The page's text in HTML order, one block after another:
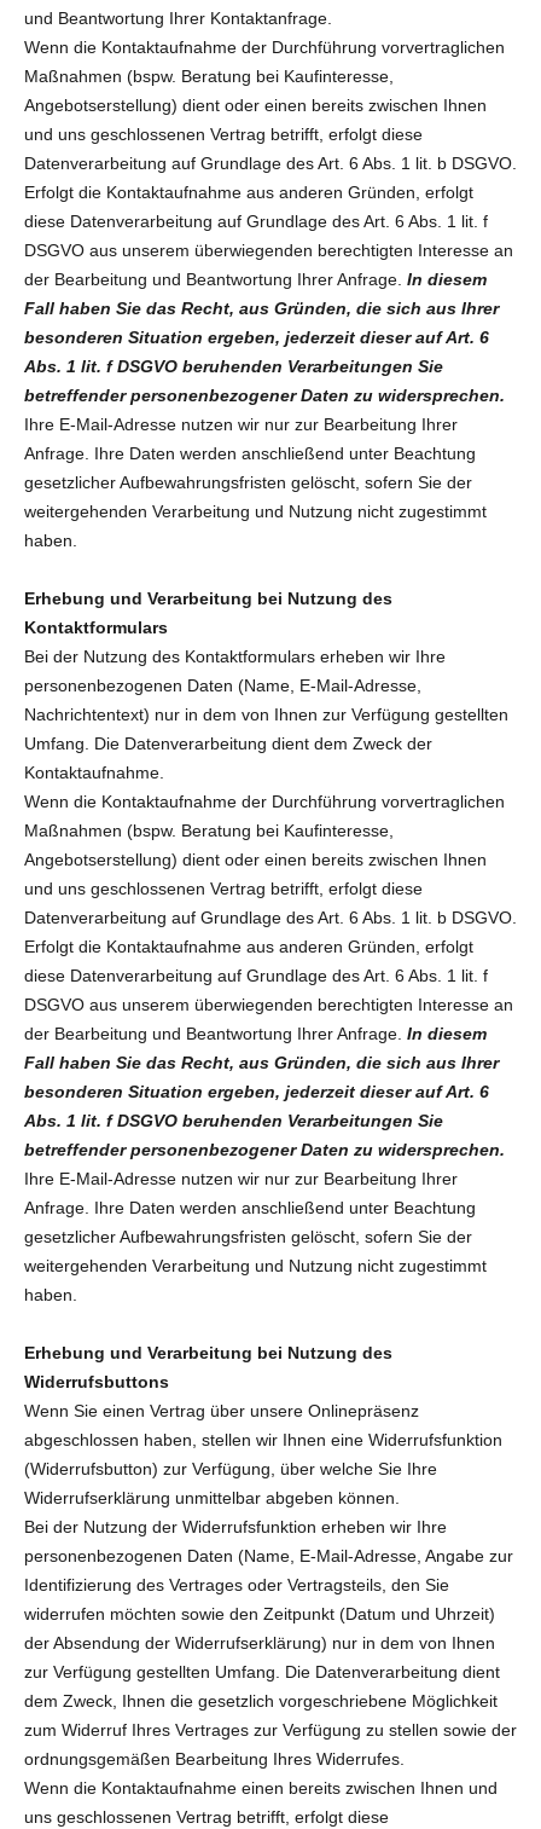
und Beantwortung Ihrer Kontaktanfrage.
Wenn die Kontaktaufnahme der Durchführung vorvertraglichen
Maßnahmen (bspw. Beratung bei Kaufinteresse,
Angebotserstellung) dient oder einen bereits zwischen Ihnen
und uns geschlossenen Vertrag betrifft, erfolgt diese
Datenverarbeitung auf Grundlage des Art. 6 Abs. 1 lit. b DSGVO.
Erfolgt die Kontaktaufnahme aus anderen Gründen, erfolgt
diese Datenverarbeitung auf Grundlage des Art. 6 Abs. 1 lit. f
DSGVO aus unserem überwiegenden berechtigten Interesse an
der Bearbeitung und Beantwortung Ihrer Anfrage. In diesem
Fall haben Sie das Recht, aus Gründen, die sich aus Ihrer
besonderen Situation ergeben, jederzeit dieser auf Art. 6
Abs. 1 lit. f DSGVO beruhenden Verarbeitungen Sie
betreffender personenbezogener Daten zu widersprechen.
Ihre E-Mail-Adresse nutzen wir nur zur Bearbeitung Ihrer
Anfrage. Ihre Daten werden anschließend unter Beachtung
gesetzlicher Aufbewahrungsfristen gelöscht, sofern Sie der
weitergehenden Verarbeitung und Nutzung nicht zugestimmt
haben.
Erhebung und Verarbeitung bei Nutzung des
Kontaktformulars
Bei der Nutzung des Kontaktformulars erheben wir Ihre
personenbezogenen Daten (Name, E-Mail-Adresse,
Nachrichtentext) nur in dem von Ihnen zur Verfügung gestellten
Umfang. Die Datenverarbeitung dient dem Zweck der
Kontaktaufnahme.
Wenn die Kontaktaufnahme der Durchführung vorvertraglichen
Maßnahmen (bspw. Beratung bei Kaufinteresse,
Angebotserstellung) dient oder einen bereits zwischen Ihnen
und uns geschlossenen Vertrag betrifft, erfolgt diese
Datenverarbeitung auf Grundlage des Art. 6 Abs. 1 lit. b DSGVO.
Erfolgt die Kontaktaufnahme aus anderen Gründen, erfolgt
diese Datenverarbeitung auf Grundlage des Art. 6 Abs. 1 lit. f
DSGVO aus unserem überwiegenden berechtigten Interesse an
der Bearbeitung und Beantwortung Ihrer Anfrage. In diesem
Fall haben Sie das Recht, aus Gründen, die sich aus Ihrer
besonderen Situation ergeben, jederzeit dieser auf Art. 6
Abs. 1 lit. f DSGVO beruhenden Verarbeitungen Sie
betreffender personenbezogener Daten zu widersprechen.
Ihre E-Mail-Adresse nutzen wir nur zur Bearbeitung Ihrer
Anfrage. Ihre Daten werden anschließend unter Beachtung
gesetzlicher Aufbewahrungsfristen gelöscht, sofern Sie der
weitergehenden Verarbeitung und Nutzung nicht zugestimmt
haben.
Erhebung und Verarbeitung bei Nutzung des
Widerrufsbuttons
Wenn Sie einen Vertrag über unsere Onlinepräsenz
abgeschlossen haben, stellen wir Ihnen eine Widerrufsfunktion
(Widerrufsbutton) zur Verfügung, über welche Sie Ihre
Widerrufserklärung unmittelbar abgeben können.
Bei der Nutzung der Widerrufsfunktion erheben wir Ihre
personenbezogenen Daten (Name, E-Mail-Adresse, Angabe zur
Identifizierung des Vertrages oder Vertragsteils, den Sie
widerrufen möchten sowie den Zeitpunkt (Datum und Uhrzeit)
der Absendung der Widerrufserklärung) nur in dem von Ihnen
zur Verfügung gestellten Umfang. Die Datenverarbeitung dient
dem Zweck, Ihnen die gesetzlich vorgeschriebene Möglichkeit
zum Widerruf Ihres Vertrages zur Verfügung zu stellen sowie der
ordnungsgemäßen Bearbeitung Ihres Widerrufes.
Wenn die Kontaktaufnahme einen bereits zwischen Ihnen und
uns geschlossenen Vertrag betrifft, erfolgt diese